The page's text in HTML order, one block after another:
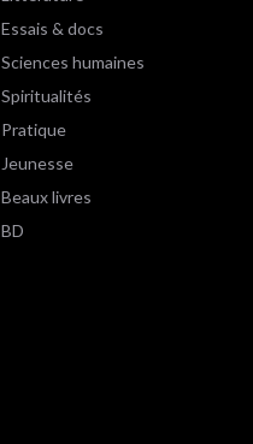
Essais & docs
Sciences humaines
Spiritualités
Pratique
Jeunesse
Beaux livres
BD